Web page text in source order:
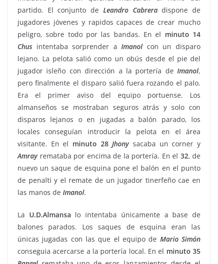
partido. El conjunto de Leandro Cabreradispone de
jugadores jóvenes y rapidos capaces de crear mucho
peligro, sobre todo por las bandas. En el minuto 14
Chus intentaba sorprender aImanol con un disparo
lejano. La pelota salió como un obús desde el pie del
jugador isleño con dirección a la portería de Imanol,
pero finalmente el disparo salió fuera rozando el palo.
Era el primer aviso del equipo portuense. Los
almanseños se mostraban seguros atrás y solo con
disparos lejanos o en jugadas a balón parado, los
locales conseguían introducir la pelota en el área
visitante. En el minuto 28 Jhonysacaba un corner y
Amrayremataba por encima de la portería. En el 32, de
nuevo un saque de esquina pone el balón en el punto
de penalti y el remate de un jugador tinerfeño cae en
las manos de Imanol.
La U.D.Almansa lo intentaba únicamente a base de
balones parados. Los saques de esquina eran las
únicas jugadas con las que el equipo de Mario Simón
conseguia acercarse a la portería local. En el minuto 35